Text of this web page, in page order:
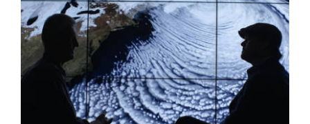
Larger
Image